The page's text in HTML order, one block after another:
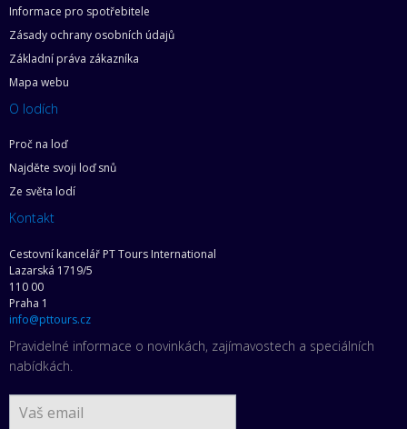
Informace pro spotřebitele
Zásady ochrany osobních údajů
Základní práva zákazníka
Mapa webu
O lodích
Proč na loď
Najděte svoji loď snů
Ze světa lodí
Kontakt
Cestovní kancelář PT Tours International
Lazarská 1719/5
110 00
Praha 1
info@pttours.cz
Pravidelné informace o novinkách, zajímavostech a speciálních
nabídkách.